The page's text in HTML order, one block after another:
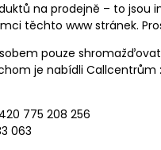
na prodejně – to jsou
těchto www stránek.
pouze
je nabídli
775 208 256
063